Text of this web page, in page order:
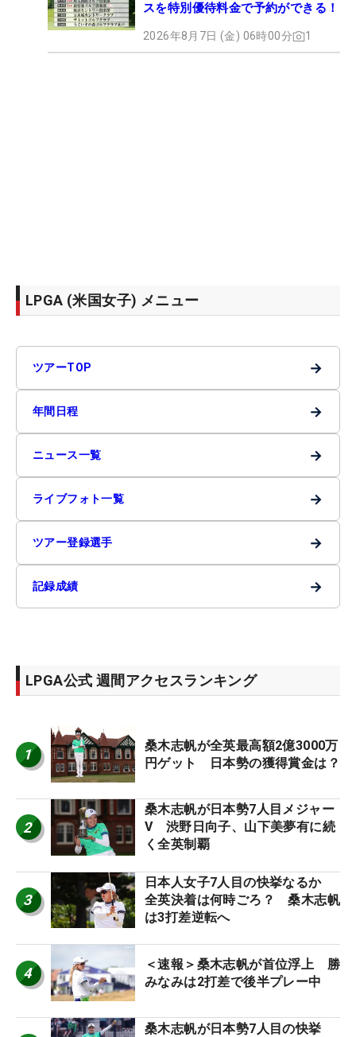
スを特別優待料金で予約ができる！
2026年8月7日 (金) 06時00分 1
LPGA (米国女子) メニュー
ツアーTOP →
年間日程 →
ニュース一覧 →
ライブフォト一覧 →
ツアー登録選手 →
記録成績 →
LPGA公式 週間アクセスランキング
1
桑木志帆が全英最高額2億3000万
円ゲット 日本勢の獲得賞金は？
2
桑木志帆が日本勢7人目メジャー
V 渋野日向子、山下美夢有に続
く全英制覇
3
日本人女子7人目の快挙なるか
全英決着は何時ごろ？ 桑木志帆
は3打差逆転へ
4
＜速報＞桑木志帆が首位浮上 勝
みなみは2打差で後半プレー中
桑木志帆が日本勢7人目の快挙